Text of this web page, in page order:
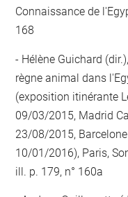
Connaissance de
168
Hélène Guichard
règne animal dans
(exposition itinérante
09/03/2015, Madrid
23/08/2015,
10/01/2016), Paris,
ill. p. 179, n° 160a